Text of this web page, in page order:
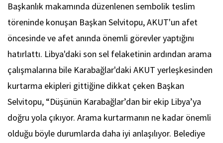
Başkanlık makamında düzenlenen sembolik teslim
töreninde konuşan Başkan Selvitopu, AKUT'un afet
öncesinde ve afet anında önemli görevler yaptığını
hatırlattı. Libya'daki son sel felaketinin ardından arama
çalışmalarına bile Karabağlar'daki AKUT yerleşkesinden
kurtarma ekipleri gittiğine dikkat çeken Başkan
Selvitopu, “Düşünün Karabağlar’dan bir ekip Libya’ya
doğru yola çıkıyor. Arama kurtarmanın ne kadar önemli
olduğu böyle durumlarda daha iyi anlaşılıyor. Belediye